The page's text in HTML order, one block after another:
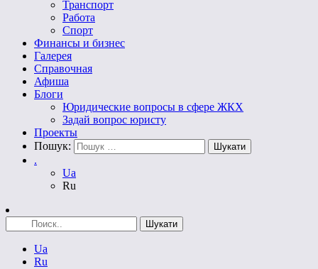
Транспорт
Работа
Спорт
Финансы и бизнес
Галерея
Справочная
Афиша
Блоги
Юридические вопросы в сфере ЖКХ
Задай вопрос юристу
Проекты
Пошук:
.
Ua
Ru
Ua
Ru